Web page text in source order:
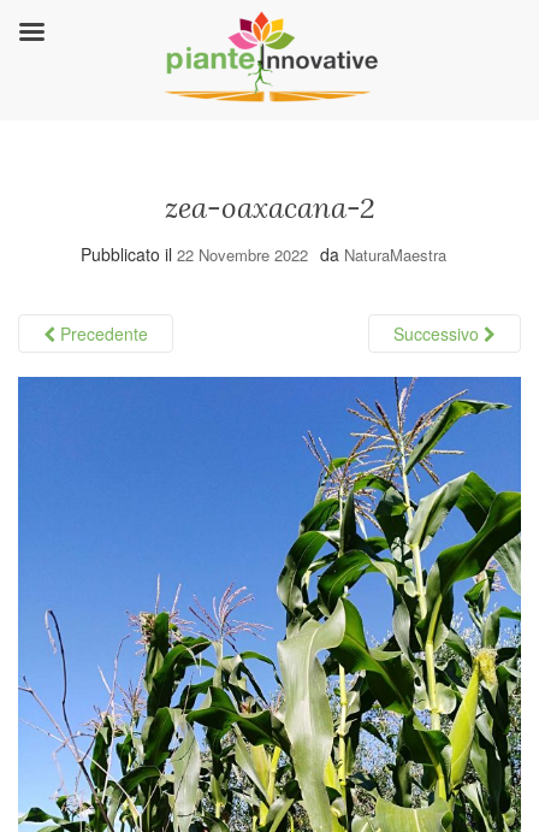
zea-oaxacana-2
Pubblicato il 22 Novembre 2022 da NaturaMaestra
Precedente Successivo